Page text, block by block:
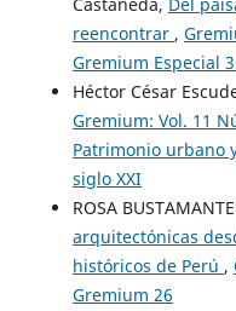
Castañeda, Del
reencontrar ,
Gremium Especial
Héctor César
Gremium: Vol. 11
Patrimonio urbano
siglo XXI
ROSA
arquitectónicas
históricos de Perú ,
Gremium 26